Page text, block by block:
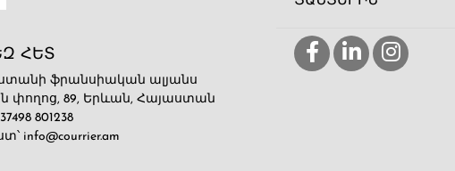
ՀԵՏ
ֆրանսիական ալյանս
փողոց, 89, Երևան, Հայաստան
801238
info@courrier.am